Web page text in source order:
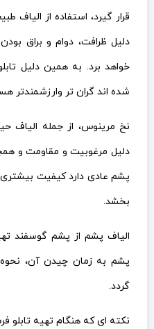
قرار گیرد، استفاده از الیاف
دلیل ظرافت، دوام و براق
خواهد برد. به همین دلیل
شده اند گران تر وارزشمندتر
نخ مرینوس، از جمله
دلیل مرغوبیت و مقاومت و
پشم عادی دارد کیفیت
بخشد.
الیاف پشم از پشم گوسفند
پشم به زمان چیدن آن،
گردد.
نکته ای که هنگام تهیه تابلو